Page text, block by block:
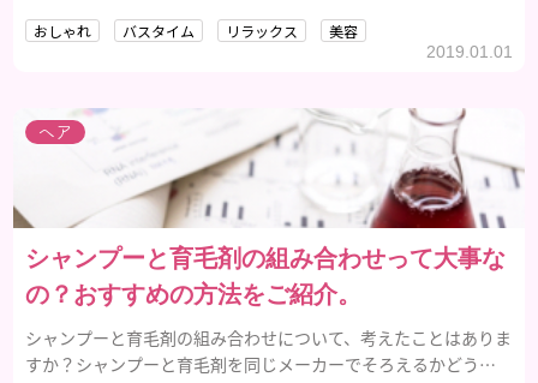
おしゃれ バスタイム リラックス 美容
2019.01.01
ヘア
シャンプーと育毛剤の組み合わせって大事な
の？おすすめの方法をご紹介。
シャンプーと育毛剤の組み合わせについて、考えたことはありま
すか？シャンプーと育毛剤を同じメーカーでそろえるかどうか